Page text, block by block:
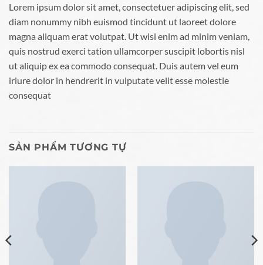
Lorem ipsum dolor sit amet, consectetuer adipiscing elit, sed
diam nonummy nibh euismod tincidunt ut laoreet dolore
magna aliquam erat volutpat. Ut wisi enim ad minim veniam,
quis nostrud exerci tation ullamcorper suscipit lobortis nisl
ut aliquip ex ea commodo consequat. Duis autem vel eum
iriure dolor in hendrerit in vulputate velit esse molestie
consequat
SẢN PHẨM TƯƠNG TỰ